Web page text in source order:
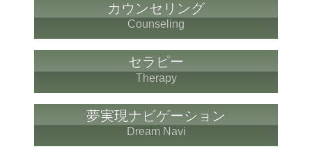
カウンセリング
Counseling
セラピー
Therapy
夢実現ナビゲーション
Dream Navi